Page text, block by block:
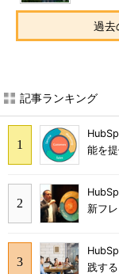
過去
記事ランキング
能を
新フ
践す